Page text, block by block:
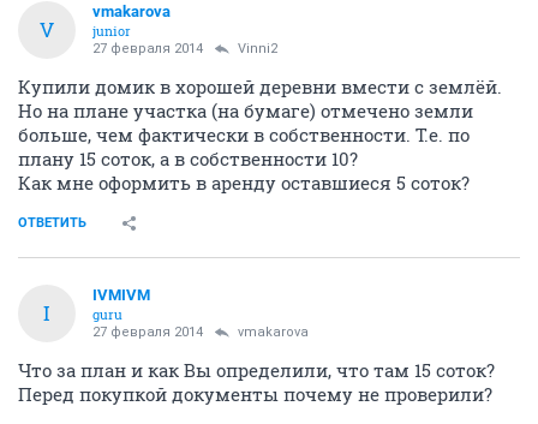
V
vmakarova
junior
27 февраля 2014 Vinni2
Купили домик в хорошей деревни вмести с землёй.
Но на плане участка (на бумаге) отмечено земли
больше, чем фактически в собственности. Т.е. по
плану 15 соток, а в собственности 10?
Как мне оформить в аренду оставшиеся 5 соток?
ОТВЕТИТЬ
I
IVMIVM
guru
27 февраля 2014 vmakarova
Что за план и как Вы определили, что там 15 соток?
Перед покупкой документы почему не проверили?